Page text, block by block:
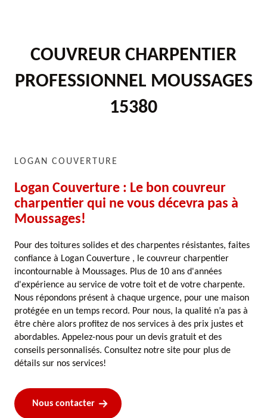
COUVREUR CHARPENTIER
PROFESSIONNEL MOUSSAGES
15380
LOGAN COUVERTURE
Logan Couverture : Le bon couvreur
charpentier qui ne vous décevra pas à
Moussages!
Pour des toitures solides et des charpentes résistantes, faites
confiance à Logan Couverture , le couvreur charpentier
incontournable à Moussages. Plus de 10 ans d'années
d'expérience au service de votre toit et de votre charpente.
Nous répondons présent à chaque urgence, pour une maison
protégée en un temps record. Pour nous, la qualité n’a pas à
être chère alors profitez de nos services à des prix justes et
abordables. Appelez-nous pour un devis gratuit et des
conseils personnalisés. Consultez notre site pour plus de
détails sur nos services!
Nous contacter